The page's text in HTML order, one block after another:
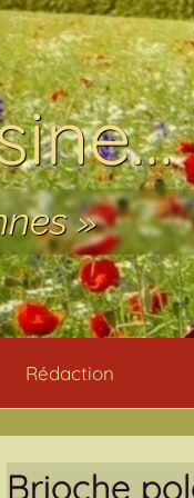
»
Rédaction
Brioche